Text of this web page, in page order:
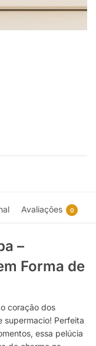
Avaliações 0
–
Forma de
coração dos
supermacio! Perfeita
essa pelúcia